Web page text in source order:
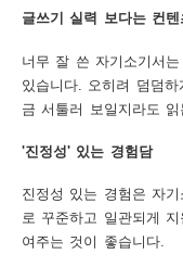
글쓰기 실력 보다는 컨텐
너무 잘 쓴 자기소기서
있습니다. 오히려 덤덤
금 서툴러 보일지라도
'진정성' 있는 경험담
진정성 있는 경험은 자
로 꾸준하고 일관되게
여주는 것이 좋습니다.